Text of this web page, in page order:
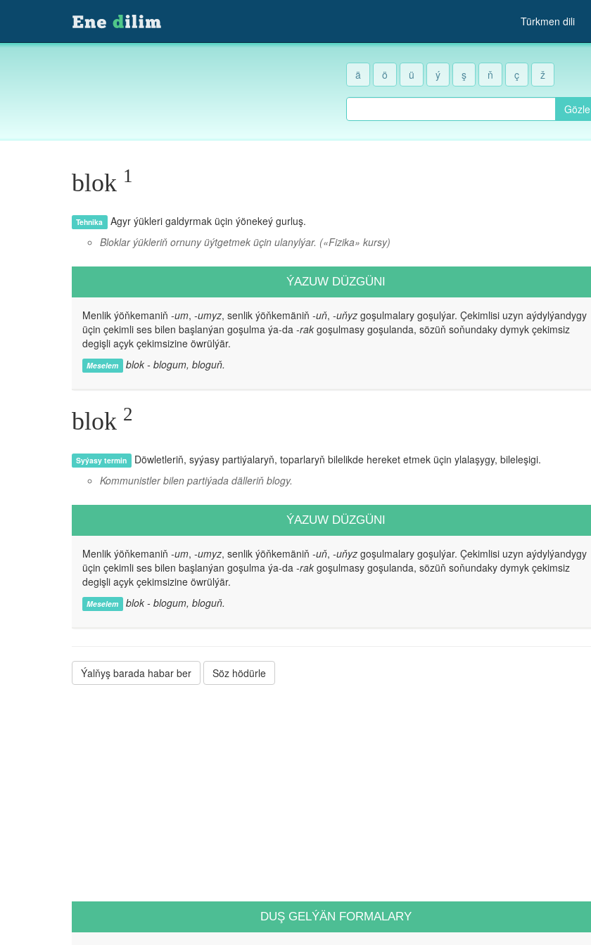
Türkmen dili
ä ö ü ý ş ň ç ž
Gözle
blok 1
Tehnika Agyr ýükleri galdyrmak üçin ýönekeý gurluş.
Bloklar ýükleriň ornuny üýtgetmek üçin ulanylýar. («Fizika» kursy)
ÝAZUW DÜZGÜNI
Menlik ýöňkemaniň -um, -umyz, senlik ýöňkemäniň -uň, -uňyz goşulmalary goşulýar. Çekimlisi uzyn aýdylýandygy
üçin çekimli ses bilen başlanýan goşulma ýa-da -rak goşulmasy goşulanda, sözüň soňundaky dymyk çekimsiz
degişli açyk çekimsizine öwrülýär.
Meselem blok - blogum, bloguň.
blok 2
Syýasy termin Döwletleriň, syýasy partiýalaryň, toparlaryň bilelikde hereket etmek üçin ylalaşygy, bileleşigi.
Kommunistler bilen partiýada dälleriň blogy.
ÝAZUW DÜZGÜNI
Menlik ýöňkemaniň -um, -umyz, senlik ýöňkemäniň -uň, -uňyz goşulmalary goşulýar. Çekimlisi uzyn aýdylýandygy
üçin çekimli ses bilen başlanýan goşulma ýa-da -rak goşulmasy goşulanda, sözüň soňundaky dymyk çekimsiz
degişli açyk çekimsizine öwrülýär.
Meselem blok - blogum, bloguň.
Ýalňyş barada habar ber Söz hödürle
DUŞ GELÝÄN FORMALARY